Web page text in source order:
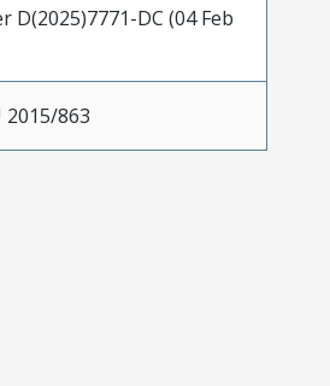
D(2025)7771-DC (04 Feb
863